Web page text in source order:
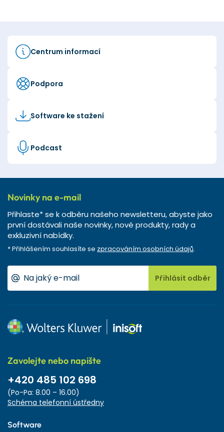
Centrum informací
Podpora
Software ke stažení
Podcast
Novinky na e-mail
Přihlaste* se k odběru našeho newsletteru, abyste jako
první dostávali naše novinky, nové produkty, rady a
exkluzivní nabídky.
* Přihlášením souhlasíte se zpracováním osobních údajů.
Přihlásit odběr
Zavolejte nebo napište
+420 485 102 698
(Po-Pa: 8.00 – 16.00)
Schéma telefonní ústředny
Software